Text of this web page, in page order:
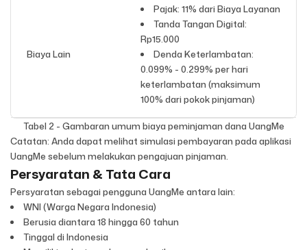
Biaya Lain
Pajak: 11% dari Biaya Layanan
Tanda Tangan Digital:
Rp15.000
Denda Keterlambatan:
0.099% - 0.299% per hari
keterlambatan (maksimum
100% dari pokok pinjaman)
Tabel 2 - Gambaran umum biaya peminjaman dana UangMe
Catatan: Anda dapat melihat simulasi pembayaran pada aplikasi
UangMe sebelum melakukan pengajuan pinjaman.
Persyaratan & Tata Cara
Persyaratan sebagai pengguna UangMe antara lain:
WNI (Warga Negara Indonesia)
Berusia diantara 18 hingga 60 tahun
Tinggal di Indonesia